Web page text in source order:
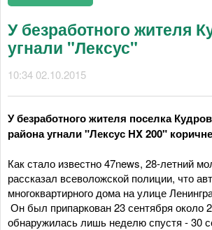
У безработного жителя
угнали "Лексус"
10:34 02.10.2015
У безработного жителя поселка
района угнали "Лексус HX 200"
Как стало известно 47news, 28-летний
рассказал всеволожской полиции, что
многоквартирного дома на улице
Он был припаркован 23 сентября около
обнаружилась лишь неделю спустя - 30